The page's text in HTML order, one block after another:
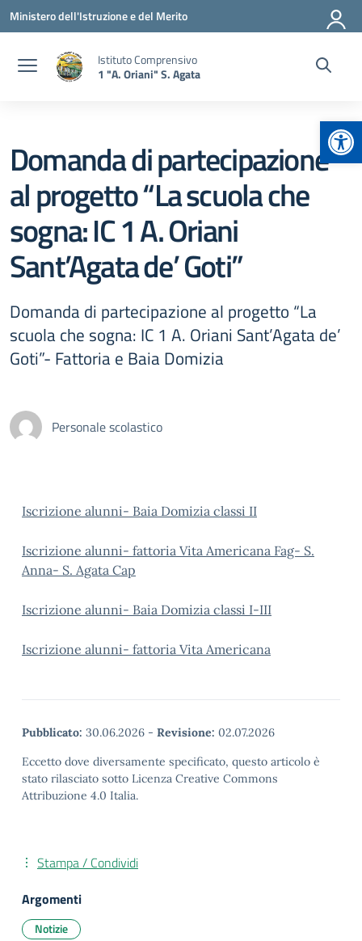
Vai ai contenuti
Vai al menu di navigazione
Vai al footer
Ministero dell'Istruzione e del Merito
Istituto Comprensivo
1 "A. Oriani" S. Agata
Domanda di partecipazione
al progetto “La scuola che
sogna: IC 1 A. Oriani
Sant’Agata de’ Goti”
Domanda di partecipazione al progetto “La
scuola che sogna: IC 1 A. Oriani Sant’Agata de’
Goti”- Fattoria e Baia Domizia
Personale scolastico
Iscrizione alunni- Baia Domizia classi II
Iscrizione alunni- fattoria Vita Americana Fag- S.
Anna- S. Agata Cap
Iscrizione alunni- Baia Domizia classi I-III
Iscrizione alunni- fattoria Vita Americana
Pubblicato: 30.06.2026 - Revisione: 02.07.2026
Eccetto dove diversamente specificato, questo articolo è
stato rilasciato sotto Licenza Creative Commons
Attribuzione 4.0 Italia.
Stampa / Condividi
Argomenti
Notizie